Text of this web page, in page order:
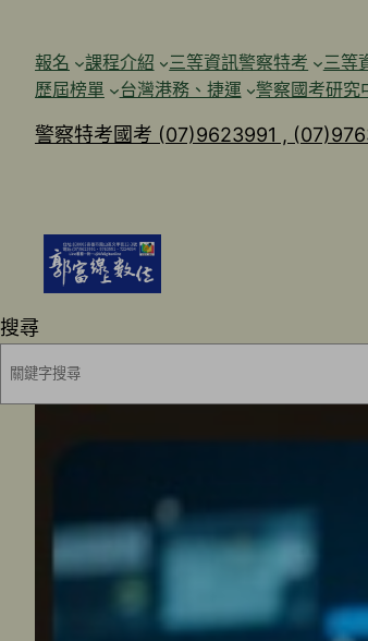
報名 課程介紹 三等資訊警察特考 三等
歷屆榜單
台灣港務、捷運 警察國考研究
警察特考國考 (07)9623991 ,
搜尋